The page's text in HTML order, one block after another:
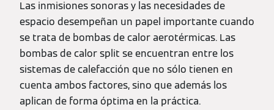
Las inmisiones sonoras y las necesidades de
espacio desempeñan un papel importante cuando
se trata de bombas de calor aerotérmicas. Las
bombas de calor split se encuentran entre los
sistemas de calefacción que no sólo tienen en
cuenta ambos factores, sino que además los
aplican de forma óptima en la práctica.